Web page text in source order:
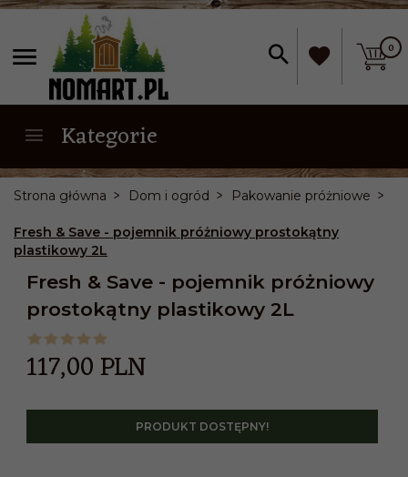
0
Kategorie
Strona główna Dom i ogród Pakowanie próżniowe
Fresh & Save - pojemnik próżniowy prostokątny
plastikowy 2L
Fresh & Save - pojemnik próżniowy
prostokątny plastikowy 2L
117,00PLN
PRODUKT DOSTĘPNY!